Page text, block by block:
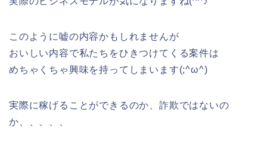
このように嘘の内容かもしれませんが
おいしい内容で私たちをひきつけてくる案件は
めちゃくちゃ興味を持ってしまいます(;^ω^)
実際に稼げることができるのか、詐欺ではないの
か、、、、、